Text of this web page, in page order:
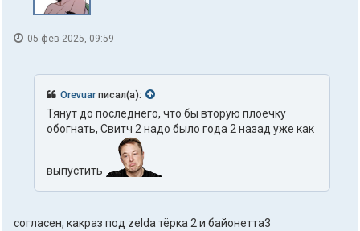
05 фев 2025, 09:59
Orevuarписал(а):
Тянут до последнего, что бы вторую плоечку
обогнать, Свитч 2 надо было года 2 назад уже как
выпустить
согласен, какраз под zelda тёрка 2 и байонетта3